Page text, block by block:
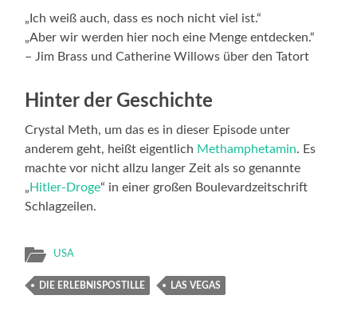
„Ich weiß auch, dass es noch nicht viel ist.“
„Aber wir werden hier noch eine Menge entdecken.“
– Jim Brass und Catherine Willows über den Tatort
Hinter der Geschichte
Crystal Meth, um das es in dieser Episode unter
anderem geht, heißt eigentlich Methamphetamin. Es
machte vor nicht allzu langer Zeit als so genannte
„Hitler-Droge“ in einer großen Boulevardzeitschrift
Schlagzeilen.
USA
DIE ERLEBNISPOSTILLE LAS VEGAS